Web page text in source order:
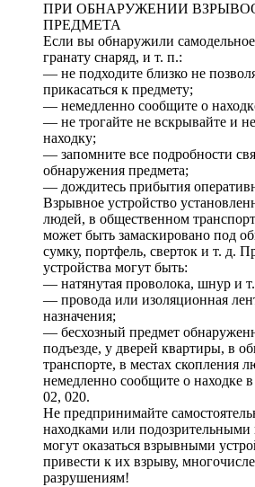
ПРИ ОБНАРУЖЕНИИ
ПРЕДМЕТА
Если вы обнаружили
гранату снаряд, и т. п.:
— не подходите близко не
прикасаться к предмету;
— немедленно сообщите о
— не трогайте не вскрывайте и
находку;
— запомните все подробности
обнаружения предмета;
— дождитесь прибытия
Взрывное устройство
людей, в общественном
может быть замаскировано под
сумку, портфель, сверток и т. д.
устройства могут быть:
— натянутая проволока, шнур и
— провода или изоляционная
назначения;
— бесхозный предмет
подъезде, у дверей квартиры, в
транспорте, в местах скопления
немедленно сообщите о находке
02, 020.
Не предпринимайте
находками или подозрительными
могут оказаться взрывными
привести к их взрыву,
разрушениям!